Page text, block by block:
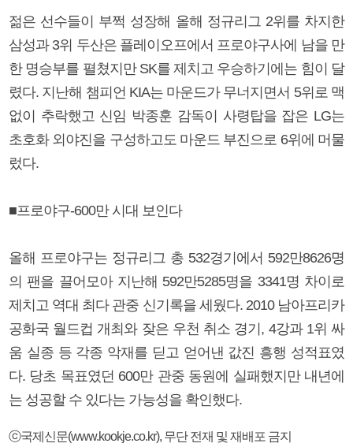
젊은 선수들이 부쩍 성장해 올해 정규리그 2위를 차지한
삼성과 3위 두산은 플레이오프에서 프로야구사에 남을 만
한 명승부를 펼쳤지만 SK를 제치고 우승하기에는 힘이 달
렸다. 지난해 챔피언 KIA는 마운드가 무너지면서 5위로 맥
없이 추락했고 신임 박종훈 감독이 사령탑을 잡은 LG는
초호화 외야진을 구성하고도 마운드 부진으로 6위에 머물
렀다.
■프로야구-600만 시대 보인다
올해 프로야구는 정규리그 총 532경기에서 592만8626명
의 팬을 끌어모아 지난해 592만5285명을 3341명 차이로
제치고 역대 최다 관중 신기록을 세웠다. 2010 남아프리카
공화국 월드컵 개최와 잦은 우천 취소 경기, 4강과 1위 싸
움 실종 등 각종 악재를 딛고 얻어낸 값진 흥행 성적표였
다. 당초 목표였던 600만 관중 동원에 실패했지만 내년에
는 성공할 수 있다는 가능성을 확인했다.
ⓒ국제신문(www.kookje.co.kr), 무단 전재 및 재배포 금지